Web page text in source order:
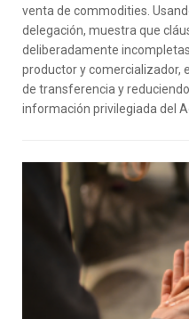
venta de commodities.
delegación, muestra que
deliberadamente
productor y comercializador,
de transferencia y
información privilegiada del